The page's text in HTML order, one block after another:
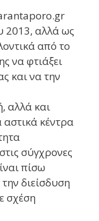
2013, αλλά ως
από το
να φτιάξει
και να την
αλλά και
κέντρα
σύγχρονες
πίσω
διείσδυση
σχέση